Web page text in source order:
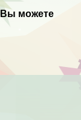
Вы можете